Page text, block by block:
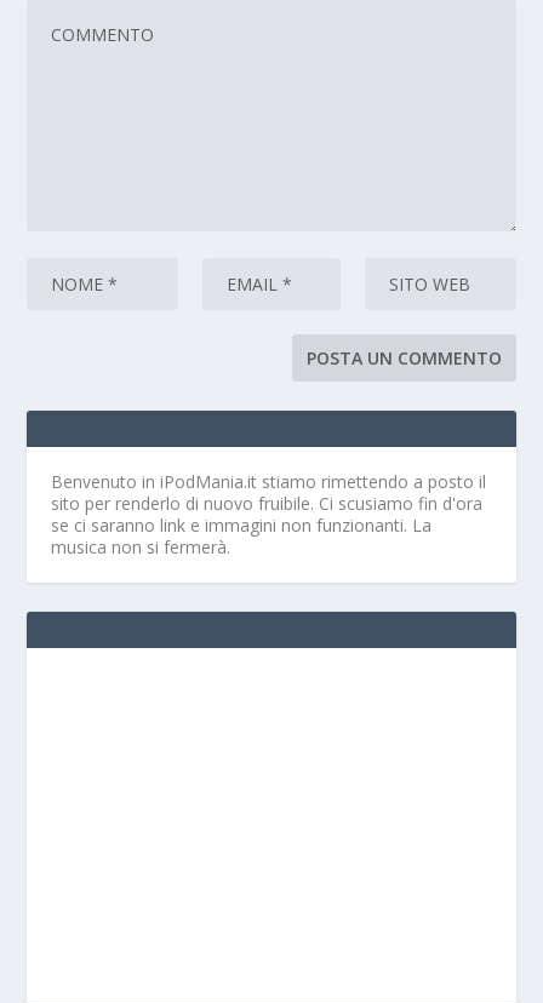
Benvenuto in iPodMania.it stiamo rimettendo a posto il
sito per renderlo di nuovo fruibile. Ci scusiamo fin d'ora
se ci saranno link e immagini non funzionanti. La
musica non si fermerà.